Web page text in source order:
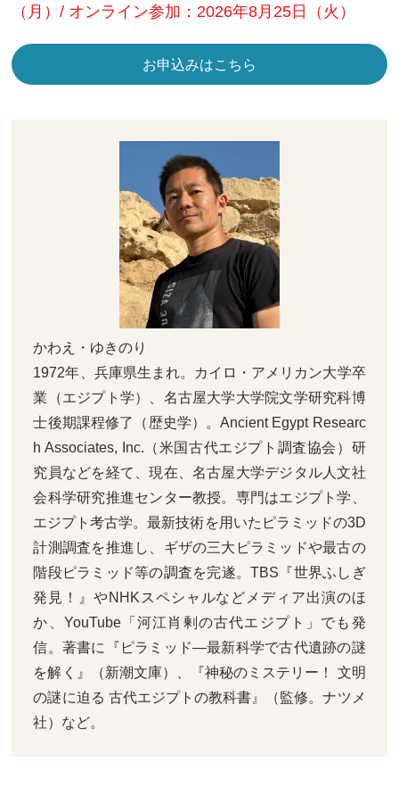
（月）/ オンライン参加：2026年8月25日（火）
お申込みはこちら
かわえ・ゆきのり
1972年、兵庫県生まれ。カイロ・アメリカン大学卒
業（エジプト学）、名古屋大学大学院文学研究科博
士後期課程修了（歴史学）。Ancient Egypt Researc
h Associates, Inc.（米国古代エジプト調査協会）研
究員などを経て、現在、名古屋大学デジタル人文社
会科学研究推進センター教授。専門はエジプト学、
エジプト考古学。最新技術を用いたピラミッドの3D
計測調査を推進し、ギザの三大ピラミッドや最古の
階段ピラミッド等の調査を完遂。TBS『世界ふしぎ
発見！』やNHKスペシャルなどメディア出演のほ
か、YouTube「河江肖剰の古代エジプト」でも発
信。著書に『ピラミッド―最新科学で古代遺跡の謎
を解く』（新潮文庫）、『神秘のミステリー！ 文明
の謎に迫る 古代エジプトの教科書』（監修。ナツメ
社）など。